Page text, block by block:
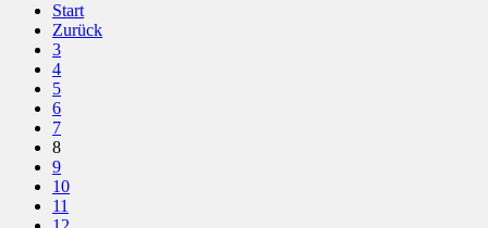
Start
Zurück
3
4
5
6
7
8
9
10
11